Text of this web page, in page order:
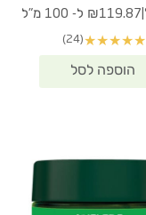
₪119.87 ל- 100 מ"ל
★
★
★
★
★
(24)